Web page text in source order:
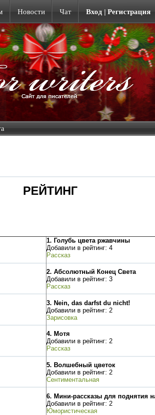
Новости Чат Вход | Регистрация
РЕЙТИНГ
1. Голубь цвета ржавчины
Добавили в рейтинг: 4
Рассказ
2. Абсолютный Конец Света
Добавили в рейтинг: 3
Рассказ
3. Nein, das darfst du nicht!
Добавили в рейтинг: 2
Зарисовка
4. Мотя
Добавили в рейтинг: 2
Рассказ
5. Волшебный цветок
Добавили в рейтинг: 2
Сентиментальная
6. Мини-рассказы для поднятия
Добавили в рейтинг: 2
Юмористическая